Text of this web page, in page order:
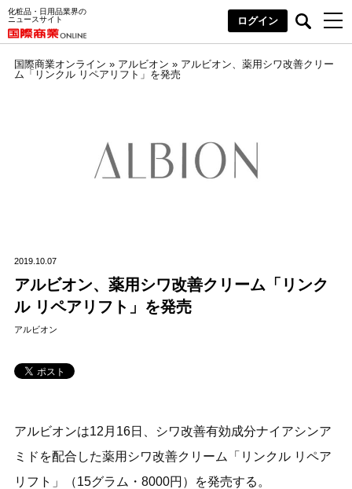
化粧品・日用品業界の
ニュースサイト
ログイン
国際商業オンライン » アルビオン » アルビオン、薬用シワ改善クリー
ム「リンクル リペアリフト」を発売
2019.10.07
アルビオン、薬用シワ改善クリーム「リンク
ル リペアリフト」を発売
アルビオン
アルビオンは12月16日、シワ改善有効成分ナイアシンア
ミドを配合した薬用シワ改善クリーム「リンクル リペア
リフト」（15グラム・8000円）を発売する。